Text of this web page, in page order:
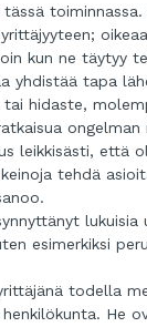
kun ne täytyy
yhdistää tapa
tai hidaste,
ongelman
leikkisästi, että
tehdä
lukuisia
esimerkiksi
todella
He